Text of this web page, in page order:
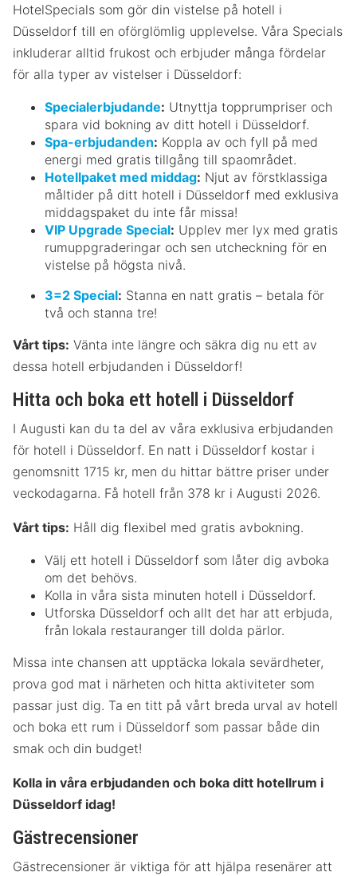
HotelSpecials som gör din vistelse på hotell i
Düsseldorf till en oförglömlig upplevelse. Våra Specials
inkluderar alltid frukost och erbjuder många fördelar
för alla typer av vistelser i Düsseldorf:
Specialerbjudande: Utnyttja topprumpriser och
spara vid bokning av ditt hotell i Düsseldorf.
Spa-erbjudanden: Koppla av och fyll på med
energi med gratis tillgång till spaområdet.
Hotellpaket med middag: Njut av förstklassiga
måltider på ditt hotell i Düsseldorf med exklusiva
middagspaket du inte får missa!
VIP Upgrade Special: Upplev mer lyx med gratis
rumuppgraderingar och sen utcheckning för en
vistelse på högsta nivå.
3=2 Special: Stanna en natt gratis – betala för
två och stanna tre!
Vårt tips: Vänta inte längre och säkra dig nu ett av
dessa hotell erbjudanden i Düsseldorf!
Hitta och boka ett hotell i Düsseldorf
I Augusti kan du ta del av våra exklusiva erbjudanden
för hotell i Düsseldorf. En natt i Düsseldorf kostar i
genomsnitt 1715 kr, men du hittar bättre priser under
veckodagarna. Få hotell från 378 kr i Augusti 2026.
Vårt tips: Håll dig flexibel med gratis avbokning.
Välj ett hotell i Düsseldorf som låter dig avboka
om det behövs.
Kolla in våra sista minuten hotell i Düsseldorf.
Utforska Düsseldorf och allt det har att erbjuda,
från lokala restauranger till dolda pärlor.
Missa inte chansen att upptäcka lokala sevärdheter,
prova god mat i närheten och hitta aktiviteter som
passar just dig. Ta en titt på vårt breda urval av hotell
och boka ett rum i Düsseldorf som passar både din
smak och din budget!
Kolla in våra erbjudanden och boka ditt hotellrum i
Düsseldorf idag!
Gästrecensioner
Gästrecensioner är viktiga för att hjälpa resenärer att